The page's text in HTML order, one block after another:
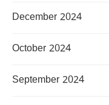
December 2024
October 2024
September 2024